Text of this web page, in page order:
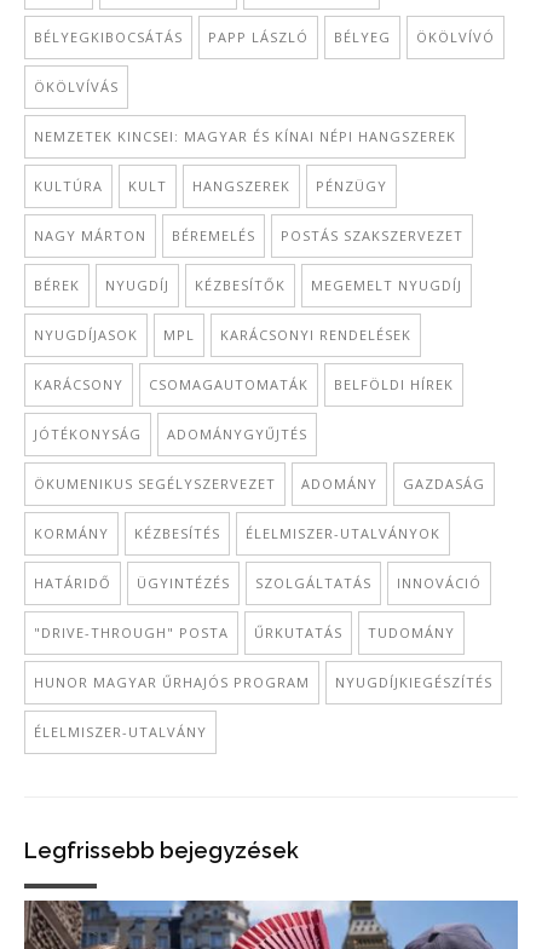
BÉLYEGKIBOCSÁTÁS PAPP LÁSZLÓ BÉLYEG ÖKÖLVÍVÓ
ÖKÖLVÍVÁS
NEMZETEK KINCSEI: MAGYAR ÉS KÍNAI NÉPI HANGSZEREK
KULTÚRA KULT HANGSZEREK PÉNZÜGY
NAGY MÁRTON BÉREMELÉS POSTÁS SZAKSZERVEZET
BÉREK NYUGDÍJ KÉZBESÍTŐK MEGEMELT NYUGDÍJ
NYUGDÍJASOK MPL KARÁCSONYI RENDELÉSEK
KARÁCSONY CSOMAGAUTOMATÁK BELFÖLDI HÍREK
JÓTÉKONYSÁG ADOMÁNYGYŰJTÉS
ÖKUMENIKUS SEGÉLYSZERVEZET ADOMÁNY GAZDASÁG
KORMÁNY KÉZBESÍTÉS ÉLELMISZER-UTALVÁNYOK
HATÁRIDŐ ÜGYINTÉZÉS SZOLGÁLTATÁS INNOVÁCIÓ
"DRIVE-THROUGH" POSTA ŰRKUTATÁS TUDOMÁNY
HUNOR MAGYAR ŰRHAJÓS PROGRAM NYUGDÍJKIEGÉSZÍTÉS
ÉLELMISZER-UTALVÁNY
Legfrissebb bejegyzések